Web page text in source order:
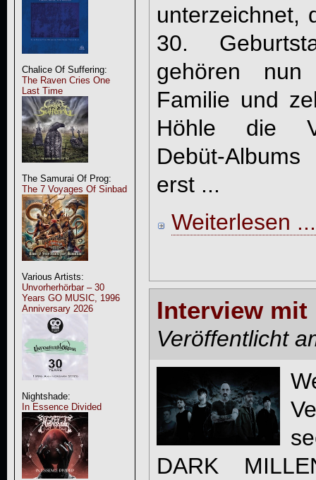
Chalice Of Suffering:
The Raven Cries One
Last Time
The Samurai Of Prog:
The 7 Voyages Of Sinbad
Various Artists:
Unvorherhörbar – 30
Years GO MUSIC, 1996
Anniversary 2026
Nightshade:
In Essence Divided
unterzeichnet,
30.
gehören
Familie und
Höhle die
Debüt-
erst ...
Weiterlesen ...
Interview mit
Veröffentlicht
DARK